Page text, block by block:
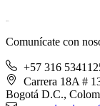
Comunícate con
+57 316
Carrera 18A #
Bogotá D.C.,